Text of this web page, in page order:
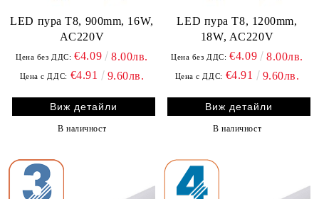
LED пура T8, 900mm, 16W,
AC220V
Цена без ДДС: €4.09 8.00лв.
Цена с ДДС: €4.91 9.60лв.
Виж детайли
В наличност
LED пура T8, 1200mm,
18W, AC220V
Цена без ДДС: €4.09 8.00лв.
Цена с ДДС: €4.91 9.60лв.
Виж детайли
В наличност